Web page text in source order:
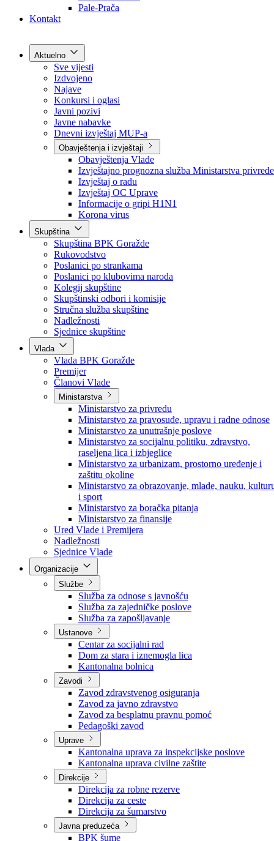
Općine
Kontakt
Aktuelno
Sve vijesti
Izdvojeno
Najave
Konkursi i oglasi
Javni pozivi
Javne nabavke
Dnevni izvještaj MUP-a
Obavještenja i izvještaji
Obavještenja Vlade
Izvještajno prognozna služba Ministarstva privrede
Izvještaj o radu
Izvještaj OC Uprave
Informacije o gripi H1N1
Korona virus
Skupština
Skupština BPK Goražde
Rukovodstvo
Poslanici po strankama
Poslanici po klubovima naroda
Kolegij skupštine
Skupštinski odbori i komisije
Stručna služba skupštine
Nadležnosti
Sjednice skupštine
Vlada
Vlada BPK Goražde
Premijer
Članovi Vlade
Ministarstva
Ministarstvo za privredu
Ministarstvo za pravosuđe, upravu i radne odnose
Ministarstvo za unutrašnje poslove
Ministarstvo za socijalnu politiku, zdravstvo,
raseljena lica i izbjeglice
Ministarstvo za urbanizam, prostorno uređenje i
zaštitu okoline
Ministarstvo za obrazovanje, mlade, nauku,
i sport
Ministarstvo za boračka pitanja
Ministarstvo za finansije
Ured Vlade i Premijera
Nadležnosti
Sjednice Vlade
Službe
Služba za odnose s javnošću
Služba za zajedničke poslove
Služba za zapošljavanje
Ustanove
Centar za socijalni rad
Dom za stara i iznemogla lica
Kantonalna bolnica
Zavodi
Zavod zdravstvenog osiguranja
Zavod za javno zdravstvo
Zavod za besplatnu pravnu pomoć
Pedagoški zavod
Uprave
Kantonalna uprava za inspekcijske poslove
Kantonalna uprava civilne zaštite
Direkcije
Direkcija za robne rezerve
Direkcija za ceste